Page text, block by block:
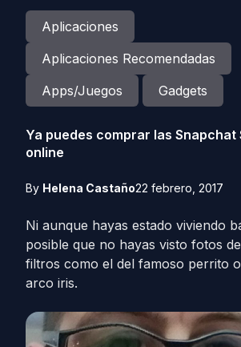
Aplicaciones
Aplicaciones Recomendadas
Apps/Juegos
Gadgets
Ya puedes comprar las Snapchat
online
By Helena Castaño22 febrero, 2017
Ni aunque hayas estado viviendo
posible que no hayas visto fotos
filtros como el del famoso perrito
arco iris.